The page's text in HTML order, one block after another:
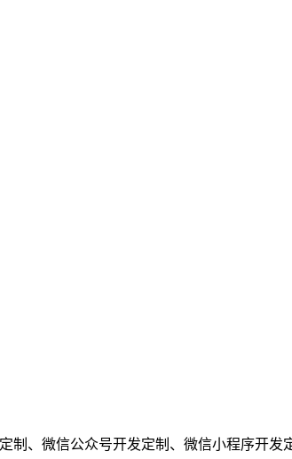
、微信公众号开发定制、微信小程序开